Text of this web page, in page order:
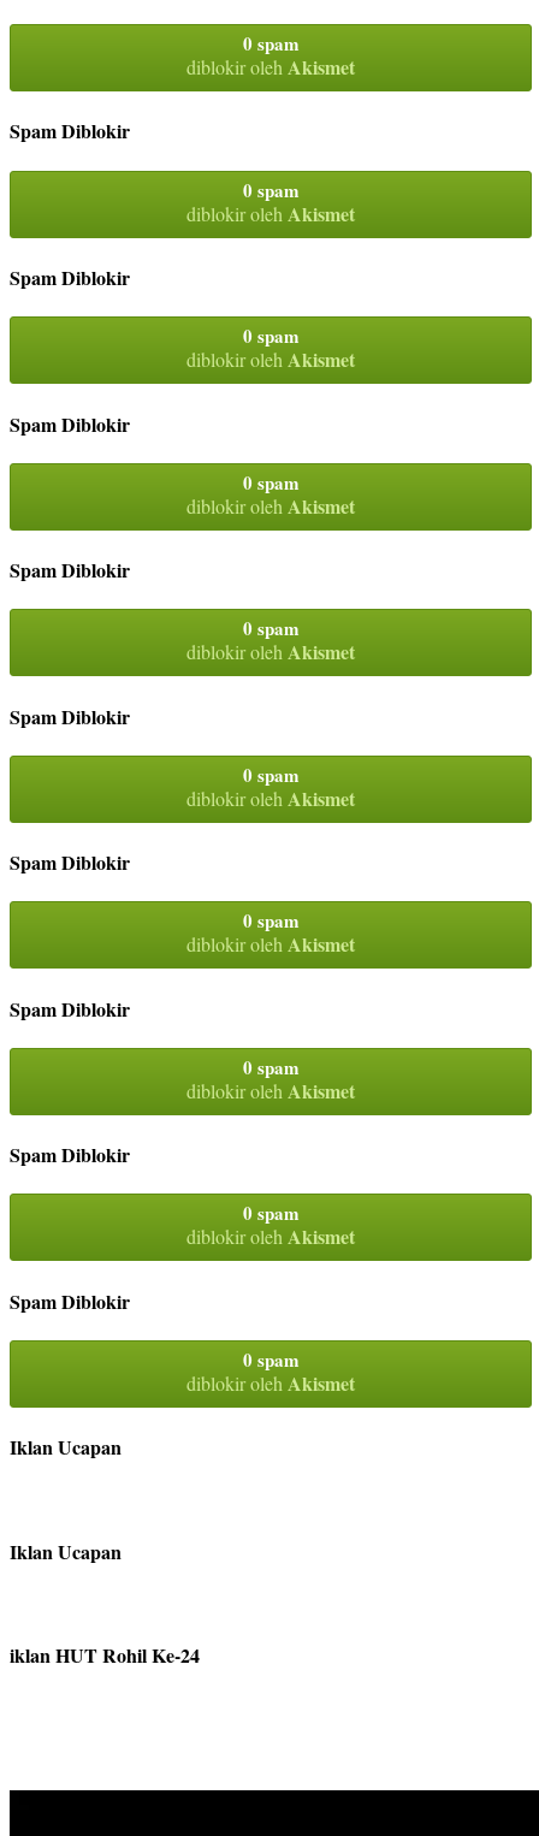
0 spam
diblokir olehAkismet
Spam Diblokir
0 spam
diblokir oleh Akismet
Spam Diblokir
0 spam
diblokir olehAkismet
Spam Diblokir
0 spam
diblokir oleh Akismet
Spam Diblokir
0 spam
diblokir olehAkismet
Spam Diblokir
0 spam
diblokir oleh Akismet
Spam Diblokir
0 spam
diblokir olehAkismet
Spam Diblokir
0 spam
diblokir oleh Akismet
Spam Diblokir
0 spam
diblokir olehAkismet
Spam Diblokir
0 spam
diblokir oleh Akismet
Iklan Ucapan
Iklan Ucapan
iklan HUT Rohil Ke-24